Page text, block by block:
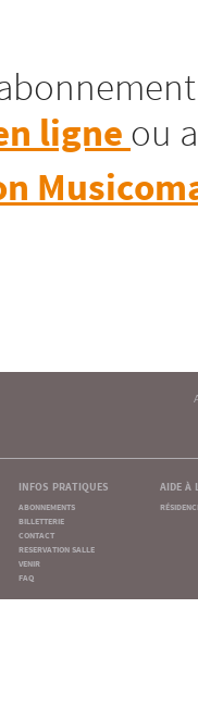
ligne ou
infos pratiques
abonnements
billetterie
contact
reservation salle
venir
faq
aide